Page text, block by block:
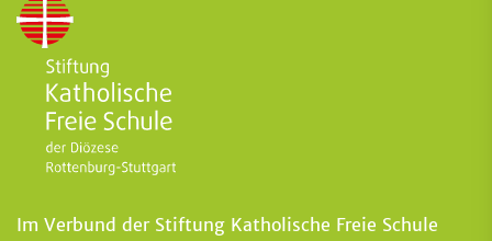
Im Verbund der Stiftung Katholische Freie Schule